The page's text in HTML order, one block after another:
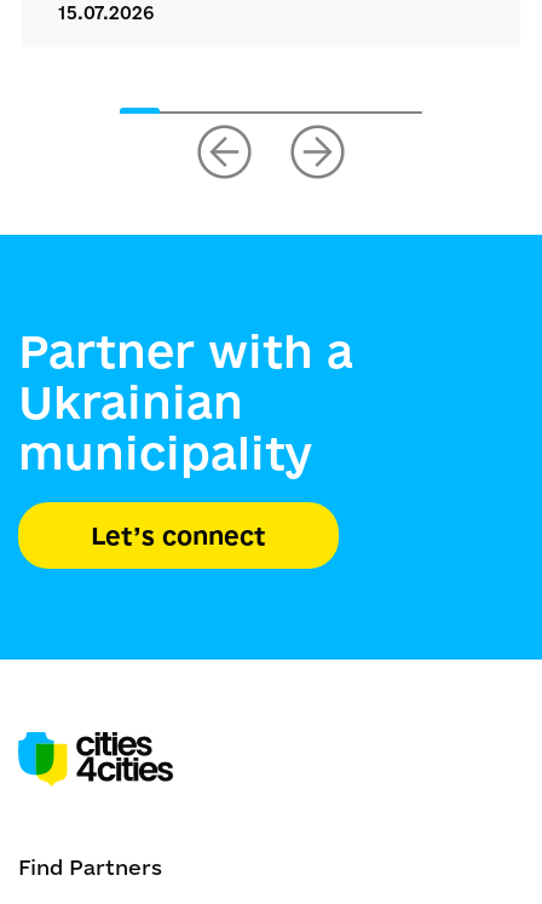
15.07.2026
Partner with a
Ukrainian
municipality
Let’s connect
Find Partners